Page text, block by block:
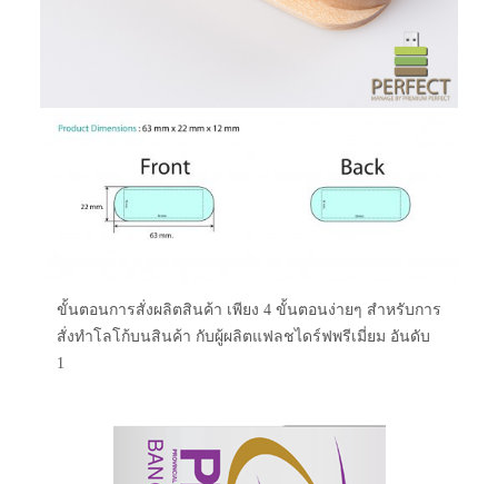
ขั้นตอนการสั่งผลิตสินค้า เพียง 4 ขั้นตอนง่ายๆ สำหรับการ
สั่งทำโลโก้บนสินค้า กับผู้ผลิตแฟลชไดร์ฟพรีเมี่ยม อันดับ
1